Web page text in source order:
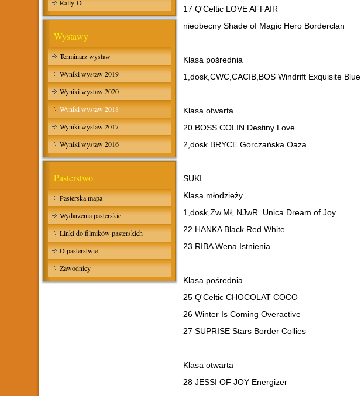
Rally-O
Wystawy
Terminarz wystaw
Wyniki wystaw 2019
Wyniki wystaw 2020
Wyniki wystaw 2018
Wyniki wystaw 2017
Wyniki wystaw 2016
Pasterstwo
Pasterska mapa
Wydarzenia pasterskie
Linki do filmików pasterskich
O pasterstwie
Zawodnicy
17 Q'Celtic LOVE AFFAIR
nieobecny Shade of Magic Hero Borderclan
Klasa pośrednia
1,dosk,CWC,CACIB,BOS Windrift Exquisite Blue
Klasa otwarta
20 BOSS COLIN Destiny Love
2,dosk BRYCE Gorczańska Oaza
SUKI
Klasa młodzieży
1,dosk,Zw.Mł, NJwR Unica Dream of Joy
22 HANKA Black Red White
23 RIBA Wena Istnienia
Klasa pośrednia
25 Q'Celtic CHOCOLAT COCO
26 Winter Is Coming Overactive
27 SUPRISE Stars Border Collies
Klasa otwarta
28 JESSI OF JOY Energizer